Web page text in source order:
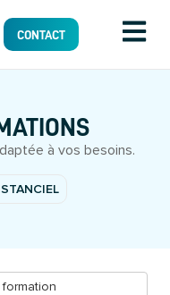
CONTACT
à vos besoins.